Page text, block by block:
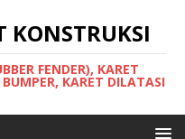
KONSTRUKSI
FENDER), KARET
KARET DILATASI